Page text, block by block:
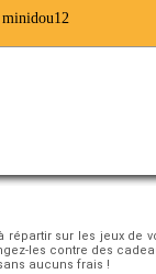
minidou12
sur les jeux de
les contre des
aucuns frais !